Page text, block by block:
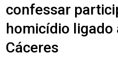
confessar
homicídio ligado
Cáceres